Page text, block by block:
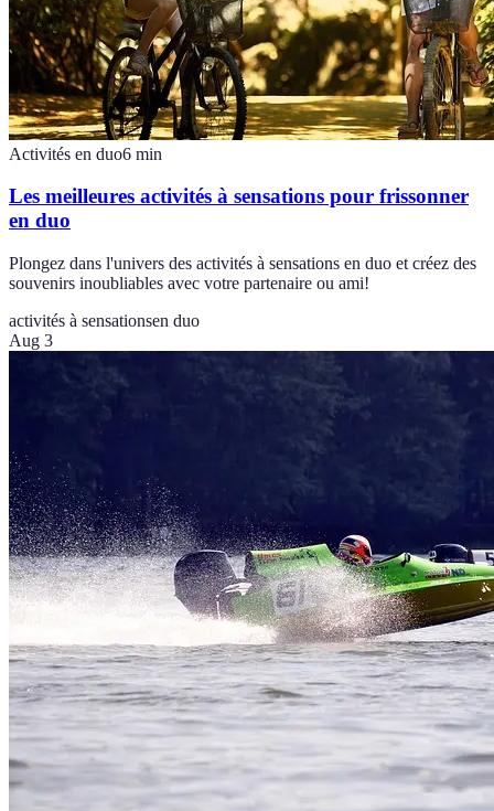
Activités en duo6 min
Les meilleures activités à sensations pour frissonner
en duo
Plongez dans l'univers des activités à sensations en duo et créez des
souvenirs inoubliables avec votre partenaire ou ami!
activités à sensationsen duo
Aug 3